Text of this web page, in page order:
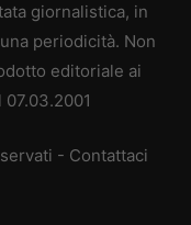
giornalistica, in
periodicità. Non
editoriale ai
- Contattaci